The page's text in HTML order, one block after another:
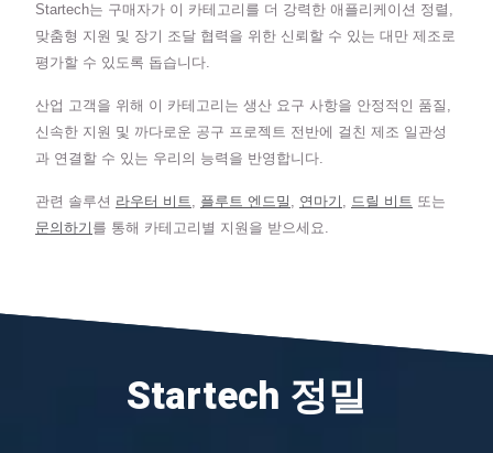
Startech는 구매자가 이 카테고리를 더 강력한 애플리케이션 정렬,
맞춤형 지원 및 장기 조달 협력을 위한 신뢰할 수 있는 대만 제조로
평가할 수 있도록 돕습니다.
산업 고객을 위해 이 카테고리는 생산 요구 사항을 안정적인 품질,
신속한 지원 및 까다로운 공구 프로젝트 전반에 걸친 제조 일관성
과 연결할 수 있는 우리의 능력을 반영합니다.
관련 솔루션 라우터 비트, 플루트 엔드밀 , 연마기 , 드릴 비트 또는
문의하기 를 통해 카테고리별 지원을 받으세요.
Startech 정밀